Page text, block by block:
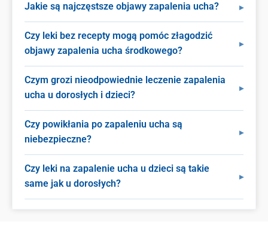
Jakie są najczęstsze objawy zapalenia ucha?
Czy leki bez recepty mogą pomóc złagodzić
objawy zapalenia ucha środkowego?
Czym grozi nieodpowiednie leczenie zapalenia
ucha u dorosłych i dzieci?
Czy powikłania po zapaleniu ucha są
niebezpieczne?
Czy leki na zapalenie ucha u dzieci są takie
same jak u dorosłych?